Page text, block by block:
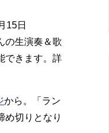
15日
の生演奏＆歌
できます。詳
から。「ラン
め切りとなり